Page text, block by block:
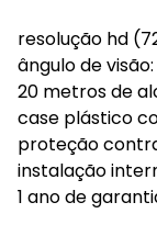
resolução hd
ângulo de visão:
20 metros de
case plástico
proteção
instalação
1 ano de